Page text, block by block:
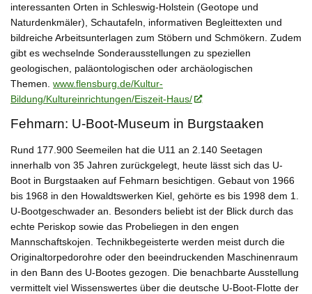
interessanten Orten in Schleswig-Holstein (Geotope und
Naturdenkmäler), Schautafeln, informativen Begleittexten und
bildreiche Arbeitsunterlagen zum Stöbern und Schmökern. Zudem
gibt es wechselnde Sonderausstellungen zu speziellen
geologischen, paläontologischen oder archäologischen
Themen. www.flensburg.de/Kultur-
Bildung/Kultureinrichtungen/Eiszeit-Haus/
Fehmarn: U-Boot-Museum in Burgstaaken
Rund 177.900 Seemeilen hat die U11 an 2.140 Seetagen
innerhalb von 35 Jahren zurückgelegt, heute lässt sich das U-
Boot in Burgstaaken auf Fehmarn besichtigen. Gebaut von 1966
bis 1968 in den Howaldtswerken Kiel, gehörte es bis 1998 dem 1.
U-Bootgeschwader an. Besonders beliebt ist der Blick durch das
echte Periskop sowie das Probeliegen in den engen
Mannschaftskojen. Technikbegeisterte werden meist durch die
Originaltorpedorohre oder den beeindruckenden Maschinenraum
in den Bann des U-Bootes gezogen. Die benachbarte Ausstellung
vermittelt viel Wissenswertes über die deutsche U-Boot-Flotte der